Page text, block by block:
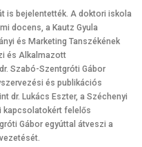
is bejelentették. A doktori iskola
docens, a Kautz Gyula
és Marketing Tanszékének
és Alkalmazott
Szabó-Szentgróti Gábor
és publikációs
dr. Lukács Eszter, a Széchenyi
kapcsolatokért felelős
Gábor egyúttal átveszi a